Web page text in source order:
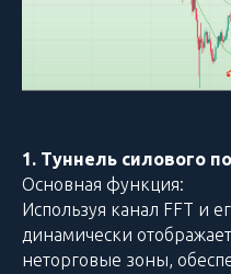
1. Туннель силового
Основная функция:
Используя канал FFT и
динамически
неторговые зоны,